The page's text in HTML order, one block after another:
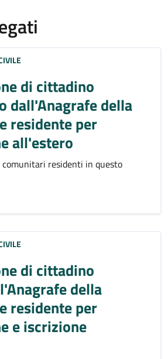
di cittadino
dall'Anagrafe della
residente per
all'estero
residenti in questo
di cittadino
della
residente per
e iscrizione